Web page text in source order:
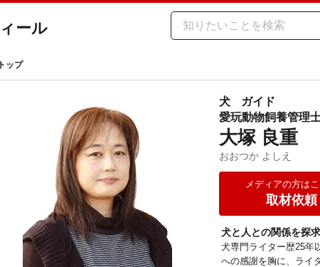
ール
ップ
犬
ガイド
愛玩動物飼養管理
大塚 良重
おおつか よしえ
メディアの方は
取材依頼
犬と人との関係を探
犬専門ライター歴25年
への感謝を胸に、ライ